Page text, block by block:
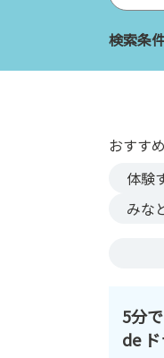
へ
検索条
おすす
体験
みな
5分
de ド